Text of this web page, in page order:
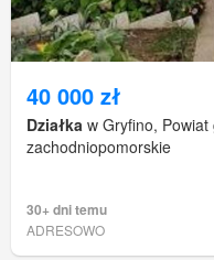
40 000 zł
Działka w Gryfino,
zachodniopomorskie
30+ dni temu
ADRESOWO